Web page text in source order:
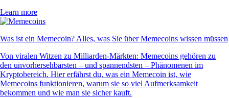
Learn more
Was ist ein Memecoin? Alles, was Sie über Memecoins wissen müssen
Von viralen Witzen zu Milliarden-Märkten: Memecoins gehören zu
den unvorhersehbarsten – und spannendsten – Phänomenen im
Kryptobereich. Hier erfährst du, was ein Memecoin ist, wie
Memecoins funktionieren, warum sie so viel Aufmerksamkeit
bekommen und wie man sie sicher kauft.